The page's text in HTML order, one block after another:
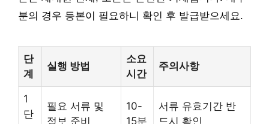
분의 경우 등본이 필요하니 확인 후 발급받으세요.
단
계
실행 방법
소요
시간
주의사항
1
단
필요 서류 및
정보 준비
10-
15분
서류 유효기간 반
드시 확인